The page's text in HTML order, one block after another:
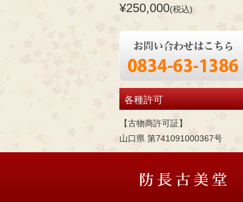
¥250,000(税込)
各種許可
【古物商許可証】
山口県 第741091000367号